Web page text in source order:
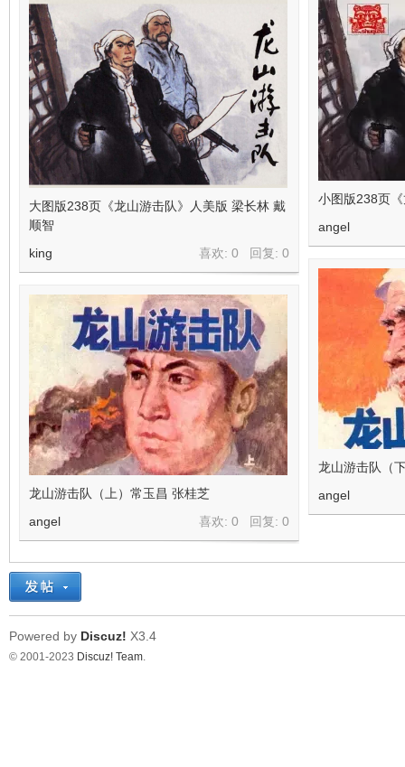
大图版238页《龙山游击队》人美版 梁长林 戴
顺智
喜欢: 0 回复: 0
king
小图版238页
angel
龙山游击队（
angel
龙山游击队（上）常玉昌 张桂芝
喜欢: 0 回复: 0
angel
Powered by Discuz! X3.4
© 2001-2023 Discuz! Team.